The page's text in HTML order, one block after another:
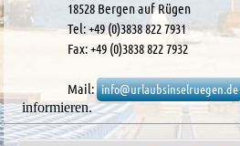
18528 Bergen auf Rügen
Tel: +49 (0)3838 822 7931
Fax: +49 (0)3838 822 7932
Mail: info@urlaubsinselruegen.de
informieren.